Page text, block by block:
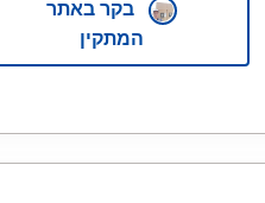
בקר באתר
המתקין